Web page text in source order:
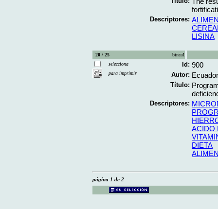
Descriptores:
LISINA
20 / 25
binca1
selecciona
para imprimir
Id: 900
Autor:
Título:
Descriptores:
ACIDO
DIETA
página 1 de 2